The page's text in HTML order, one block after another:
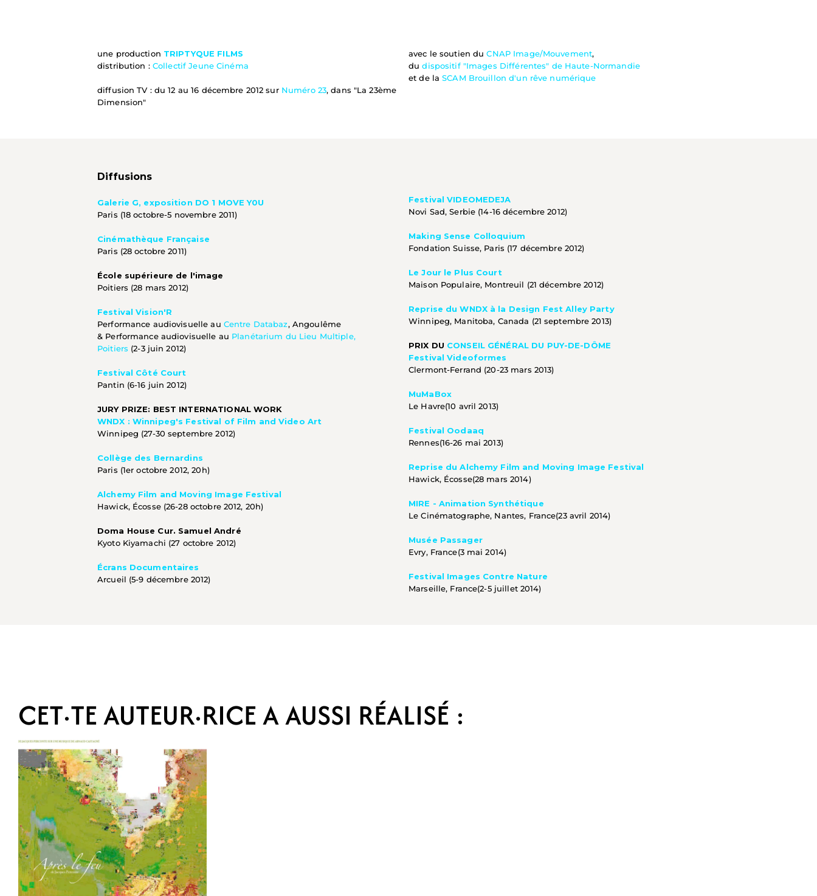
une production TRIPTYQUE FILMS
distribution : Collectif Jeune Cinéma
diffusion TV : du 12 au 16 décembre 2012 sur Numéro 23, dans "La 23ème
Dimension"
avec le soutien du CNAP Image/Mouvement,
du dispositif "Images Différentes" de Haute-Normandie
et de la SCAM Brouillon d'un rêve numérique
Diffusions
Galerie G, exposition DO 1 MOVE Y0U
Paris (18 octobre-5 novembre 2011)
Cinémathèque Française
Paris (28 octobre 2011)
École supérieure de l'image
Poitiers (28 mars 2012)
Festival Vision'R
Performance audiovisuelle au Centre Databaz, Angoulême
& Performance audiovisuelle au Planétarium du Lieu Multiple,
Poitiers (2-3 juin 2012)
Festival Côté Court
Pantin (6-16 juin 2012)
JURY PRIZE: BEST INTERNATIONAL WORK
WNDX : Winnipeg's Festival of Film and Video Art
Winnipeg (27-30 septembre 2012)
Collège des Bernardins
Paris (1er octobre 2012, 20h)
Alchemy Film and Moving Image Festival
Hawick, Écosse (26-28 octobre 2012, 20h)
Doma House Cur. Samuel André
Kyoto Kiyamachi (27 octobre 2012)
Écrans Documentaires
Arcueil (5-9 décembre 2012)
Festival VIDEOMEDEJA
Novi Sad, Serbie (14-16 décembre 2012)
Making Sense Colloquium
Fondation Suisse, Paris (17 décembre 2012)
Le Jour le Plus Court
Maison Populaire, Montreuil (21 décembre 2012)
Reprise du WNDX à la Design Fest Alley Party
Winnipeg, Manitoba, Canada (21 septembre 2013)
PRIX DU CONSEIL GÉNÉRAL DU PUY-DE-DÔME
Festival Videoformes
Clermont-Ferrand (20-23 mars 2013)
MuMaBox
Le Havre(10 avril 2013)
Festival Oodaaq
Rennes(16-26 mai 2013)
Reprise du Alchemy Film and Moving Image Festival
Hawick, Écosse(28 mars 2014)
MIRE - Animation Synthétique
Le Cinématographe, Nantes, France(23 avril 2014)
Musée Passager
Evry, France(3 mai 2014)
Festival Images Contre Nature
Marseille, France(2-5 juillet 2014)
CET·TE AUTEUR·RICE A AUSSI RÉALISÉ :